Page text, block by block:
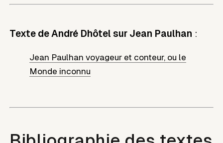
Texte de André Dhôtel sur Jean Paulhan :
Jean Paulhan voyageur et conteur, ou le
Monde inconnu